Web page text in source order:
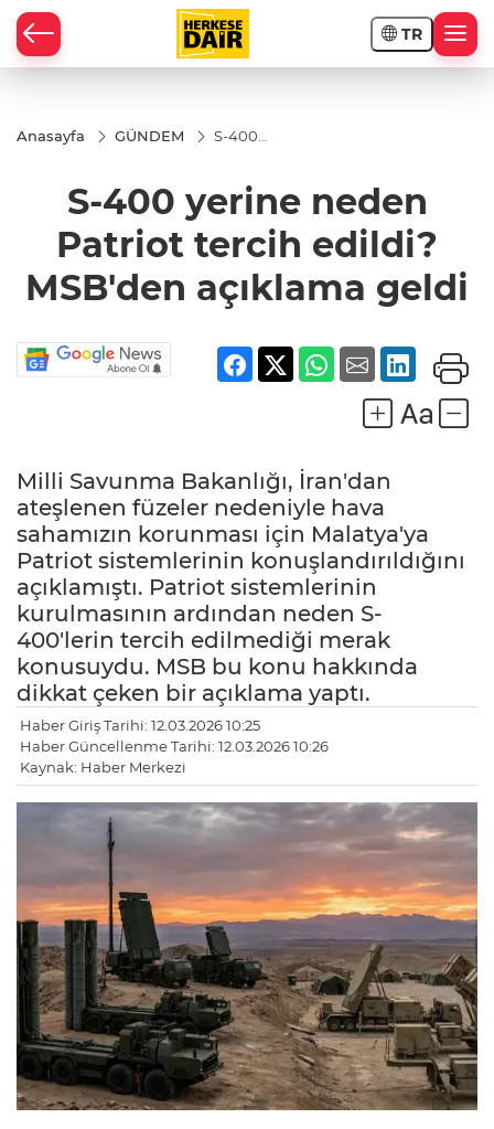
TR
Anasayfa GÜNDEM
S-400
Patriot
tercih
MSB'den
açıklama
geldi
S-400 yerine neden
Patriot tercih edildi?
MSB'den açıklama geldi
Milli Savunma Bakanlığı, İran'dan
ateşlenen füzeler nedeniyle hava
sahamızın korunması için Malatya'ya
Patriot sistemlerinin konuşlandırıldığını
açıklamıştı. Patriot sistemlerinin
kurulmasının ardından neden S-
400'lerin tercih edilmediği merak
konusuydu. MSB bu konu hakkında
dikkat çeken bir açıklama yaptı.
Haber Giriş Tarihi: 12.03.2026 10:25
Haber Güncellenme Tarihi: 12.03.2026 10:26
Kaynak: Haber Merkezi